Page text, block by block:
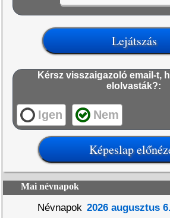
Kérsz visszaigazoló email-t,
elolvasták?:
Igen Nem
Mai névnapok
Névnapok 2026 augusztus 6.